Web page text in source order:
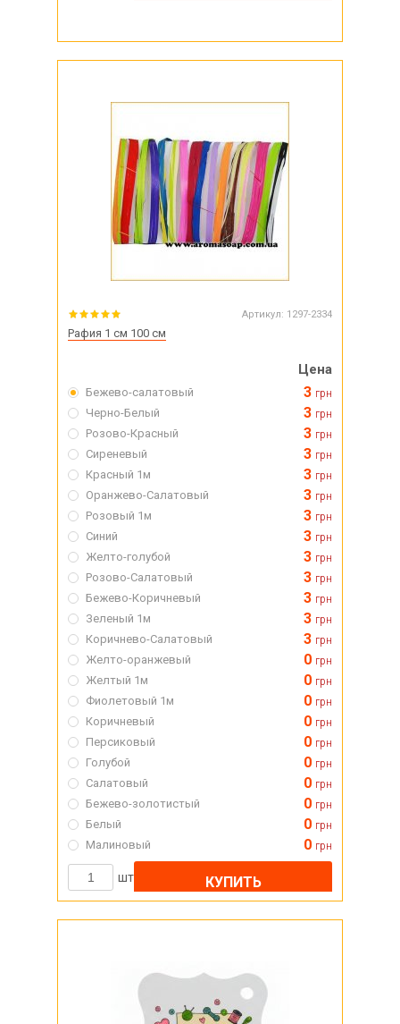
Артикул: 1297-2334
Рафия 1 см 100 см
Цена
Бежево-салатовый 3 грн
Черно-Белый 3 грн
Розово-Красный 3 грн
Сиреневый 3 грн
Красный 1м 3 грн
Оранжево-Салатовый 3 грн
Розовый 1м 3 грн
Синий 3 грн
Желто-голубой 3 грн
Розово-Салатовый 3 грн
Бежево-Коричневый 3 грн
Зеленый 1м 3 грн
Коричнево-Салатовый 3 грн
Желто-оранжевый 0 грн
Желтый 1м 0 грн
Фиолетовый 1м 0 грн
Коричневый 0 грн
Персиковый 0 грн
Голубой 0 грн
Салатовый 0 грн
Бежево-золотистый 0 грн
Белый 0 грн
Малиновый 0 грн
шт КУПИТЬ